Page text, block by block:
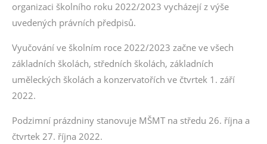
organizaci školního roku 2022/2023 vycházejí z výše
uvedených právních předpisů.
Vyučování ve školním roce 2022/2023 začne ve všech
základních školách, středních školách, základních
uměleckých školách a konzervatořích ve čtvrtek 1. září
2022.
Podzimní prázdniny stanovuje MŠMT na středu 26. října a
čtvrtek 27. října 2022.